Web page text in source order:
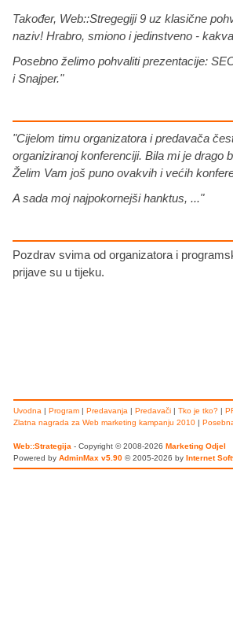
Također, Web::Stregegiji 9 uz klasične
naziv! Hrabro, smiono i jedinstveno -
Posebno želimo pohvaliti prezentacije:
i Snajper."
"Cijelom timu organizatora i predavača
organiziranoj konferenciji. Bila mi je drago
Želim Vam još puno ovakvih i većih
A sada moj najpokornejši hanktus, ..."
Pozdrav svima od organizatora i
prijave su u tijeku.
Uvodna | Program| Predavanja | Predavači| Tko je tko?|
Zlatna nagrada za Web marketing kampanju 2010|
Web::Strategija - Copyright © 2008-2026 Marketing Odjel
Powered by AdminMax v5.90© 2005-2026 by Internet